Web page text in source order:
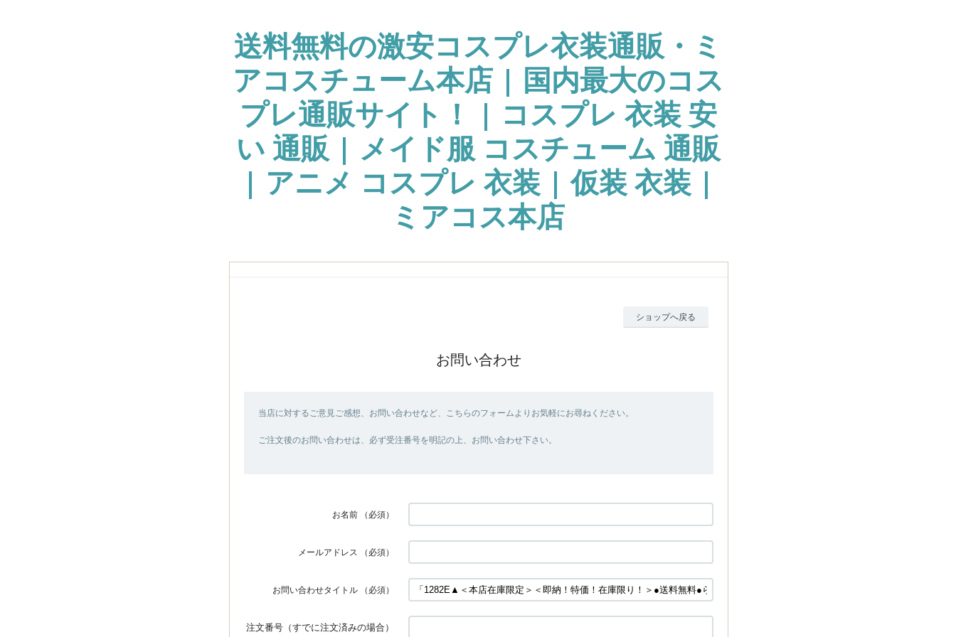
送料無料の激安コスプレ衣装通販・ミ
アコスチューム本店 | 国内最大のコス
プレ通販サイト！ | コスプレ 衣装 安
い 通販 | メイド服 コスチューム 通販
| アニメ コスプレ 衣装 | 仮装 衣装 |
ミアコス本店
ショップへ戻る
お問い合わせ
当店に対するご意見ご感想、お問い合わせなど、こちらのフォームよりお気軽にお尋ねください。
ご注文後のお問い合わせは、必ず受注番号を明記の上、お問い合わせ下さい。
お名前 （必須）
メールアドレス （必須）
お問い合わせタイトル （必須）
注文番号（すでに注文済みの場合）